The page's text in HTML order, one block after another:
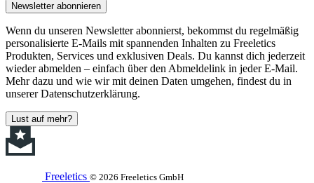
Newsletter abonnieren
Wenn du unseren Newsletter abonnierst, bekommst du regelmäßig
personalisierte E-Mails mit spannenden Inhalten zu Freeletics
Produkten, Services und exklusiven Deals. Du kannst dich jederzeit
wieder abmelden – einfach über den Abmeldelink in jeder E-Mail.
Mehr dazu und wie wir mit deinen Daten umgehen, findest du in
unserer Datenschutzerklärung.
Lust auf mehr?
Freeletics © 2026 Freeletics GmbH